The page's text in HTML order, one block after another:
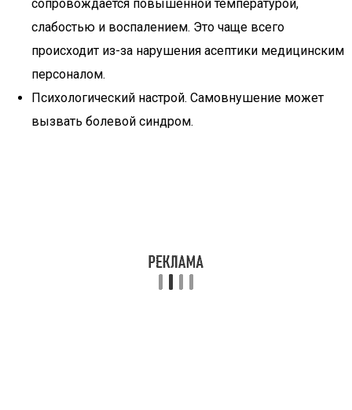
сопровождается повышенной температурой,
слабостью и воспалением. Это чаще всего
происходит из-за нарушения асептики медицинским
персоналом.
Психологический настрой. Самовнушение может
вызвать болевой синдром.